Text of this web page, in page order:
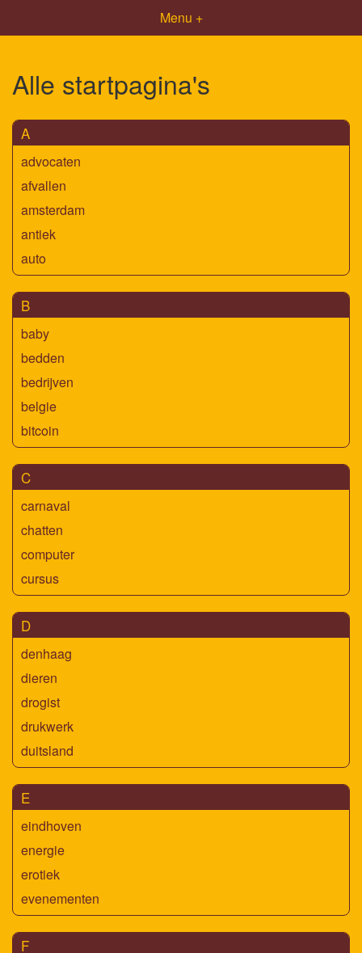
Menu +
Alle startpagina's
A
advocaten
afvallen
amsterdam
antiek
auto
B
baby
bedden
bedrijven
belgie
bitcoin
C
carnaval
chatten
computer
cursus
D
denhaag
dieren
drogist
drukwerk
duitsland
E
eindhoven
energie
erotiek
evenementen
F